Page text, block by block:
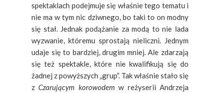
spektaklach podejmuje się właśnie tego tematu i
nie ma w tym nic dziwnego, bo taki to on modny
się stał. Jednak podążanie za modą to nie lada
wyzwanie, któremu sprostają nieliczni. Jednym
udaje się to bardziej, drugim mniej. Ale zdarzają
się też spektakle, które nie kwalifikują się do
żadnej z powyższych „grup”. Tak właśnie stało się
zCzarującym korowodemw reżyserii Andrzeja